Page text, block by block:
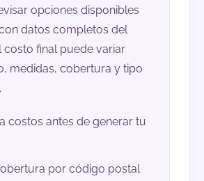
opciones disponibles
datos completos del
costo final puede variar
medidas, cobertura y tipo
costos antes de generar tu
por código postal